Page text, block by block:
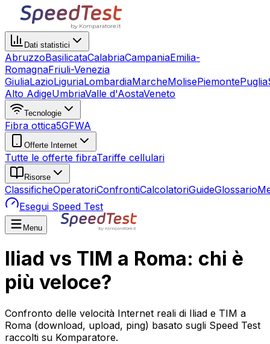
Dati statistici
AbruzzoBasilicataCalabriaCampaniaEmilia-
RomagnaFriuli-Venezia
GiuliaLazioLiguriaLombardiaMarcheMolisePiemontePuglia
Alto AdigeUmbriaValle d'AostaVeneto
Tecnologie
Fibra ottica5GFWA
Offerte Internet
Tutte le offerte fibraTariffe cellulari
Risorse
ClassificheOperatoriConfrontiCalcolatoriGuideGlossario
Esegui Speed Test
Menu
Iliad vs TIM a Roma: chi è
più veloce?
Confronto delle velocità Internet reali di Iliad e TIM a
Roma (download, upload, ping) basato sugli Speed Test
raccolti su Komparatore.